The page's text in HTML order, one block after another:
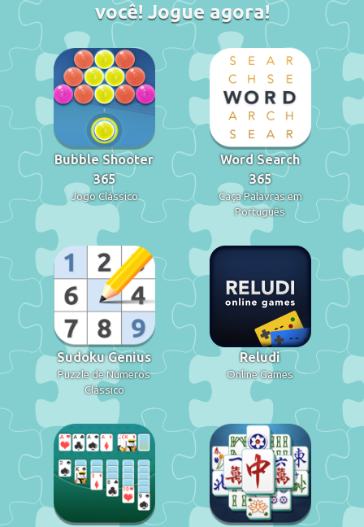
você! Jogue agora!
Bubble Shooter
365
Jogo Clássico
Word Search
365
Caça Palavras em
Português
Sudoku Genius
Puzzle de Números
Clássico
Reludi
Online Games